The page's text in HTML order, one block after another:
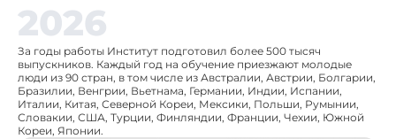
2026
За годы работы Институт подготовил более 500 тысяч
выпускников. Каждый год на обучение приезжают молодые
люди из 90 стран, в том числе из Австралии, Австрии, Болгарии,
Бразилии, Венгрии, Вьетнама, Германии, Индии, Испании,
Италии, Китая, Северной Кореи, Мексики, Польши, Румынии,
Словакии, США, Турции, Финляндии, Франции, Чехии, Южной
Кореи, Японии.